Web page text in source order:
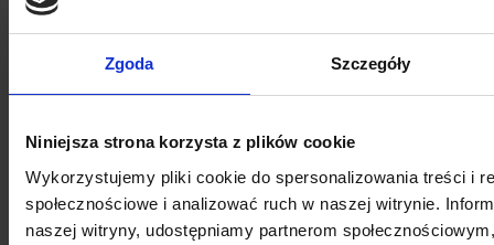
Zgoda Szczegóły
Niniejsza strona korzysta z plików cookie
Wykorzystujemy pliki cookie do spersonalizowania treści i
społecznościowe i analizować ruch w naszej witrynie.
naszej witryny, udostępniamy partnerom